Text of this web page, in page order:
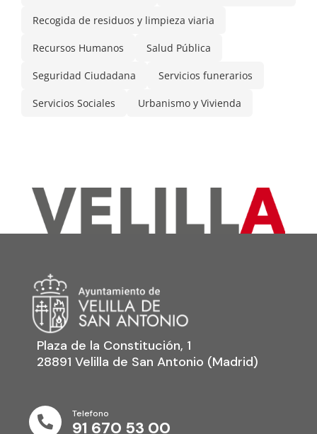
Recogida de residuos y limpieza viaria
Recursos Humanos Salud Pública
Seguridad Ciudadana Servicios funerarios
Servicios Sociales Urbanismo y Vivienda
Plaza de la Constitución, 1
28891 Velilla de San Antonio (Madrid)

Telefono
91 670 53 00